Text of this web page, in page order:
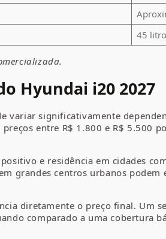
45
Hyundai i20 2027
variar significativamente
entre R$ 1.800 e R$ 5.500
e residência em cidades
grandes centros urbanos
diretamente o preço final. Um
comparado a uma cobertura